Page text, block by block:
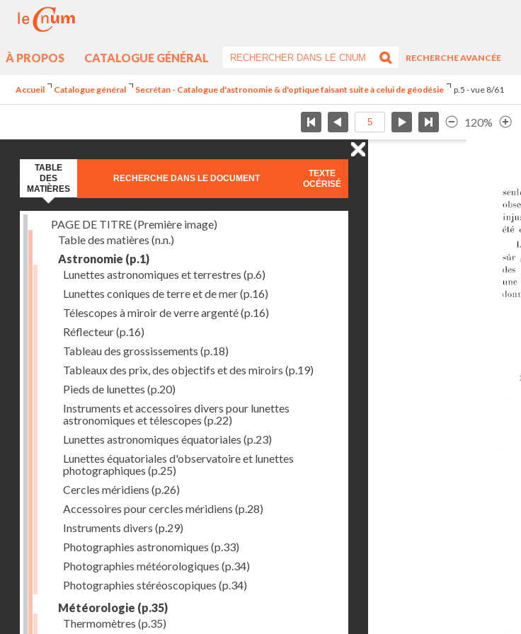
À PROPOS CATALOGUE GÉNÉRAL
RECHERCHE AVANCÉE
Accueil Catalogue général Secrétan - Catalogue d'astronomie & d'optique faisant suite à celui de géodésie p.5 - vue 8/61
120%
TABLE
DES
MATIÈRES
RECHERCHE DANS LE DOCUMENT
TEXTE
OCÉRISÉ
PAGE DE TITRE (Première image)
Table des matières (n.n.)
Astronomie (p.1)
Lunettes astronomiques et terrestres (p.6)
Lunettes coniques de terre et de mer(p.16)
Télescopes à miroir de verre argenté(p.16)
Réflecteur(p.16)
Tableau des grossissements (p.18)
Tableaux des prix, des objectifs et des miroirs (p.19)
Pieds de lunettes (p.20)
Instruments et accessoires divers pour lunettes
astronomiques et télescopes (p.22)
Lunettes astronomiques équatoriales (p.23)
Lunettes équatoriales d'observatoire et lunettes
photographiques (p.25)
Cercles méridiens (p.26)
Accessoires pour cercles méridiens (p.28)
Instruments divers (p.29)
Photographies astronomiques (p.33)
Photographies météorologiques (p.34)
Photographies stéréoscopiques (p.34)
Météorologie (p.35)
Thermomètres (p.35)